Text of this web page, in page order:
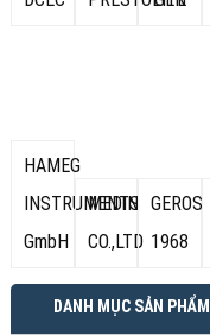
HAMEG
INSTRUMENTS
GmbH
MEDIN
CO.,LTD
GEROS
1968
DANH MỤC SẢN PHẨM